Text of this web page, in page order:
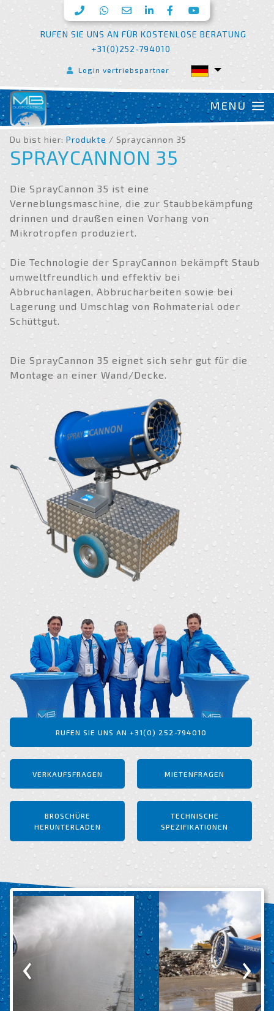
RUFEN SIE UNS AN FÜR KOSTENLOSE BERATUNG
+31(0)252-794010
Login vertriebspartner
Du bist hier: Produkte / Spraycannon 35
SPRAYCANNON 35
Die SprayCannon 35 ist eine
Verneblungsmaschine, die zur Staubbekämpfung
drinnen und draußen einen Vorhang von
Mikrotropfen produziert.
Die Technologie der SprayCannon bekämpft Staub
umweltfreundlich und effektiv bei
Abbruchanlagen, Abbrucharbeiten sowie bei
Lagerung und Umschlag von Rohmaterial oder
Schüttgut.
Die SprayCannon 35 eignet sich sehr gut für die
Montage an einer Wand/Decke.
RUFEN SIE UNS AN +31(0) 252-794010
VERKAUFSFRAGEN MIETENFRAGEN
BROSCHÜRE
HERUNTERLADEN
TECHNISCHE
SPEZIFIKATIONEN
‹ ›